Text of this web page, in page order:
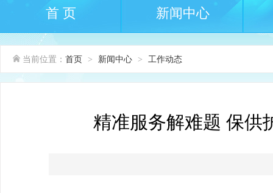
首 页 新闻中心
当前位置： 首页 > 新闻中心 > 工作动态
精准服务解难题 保供